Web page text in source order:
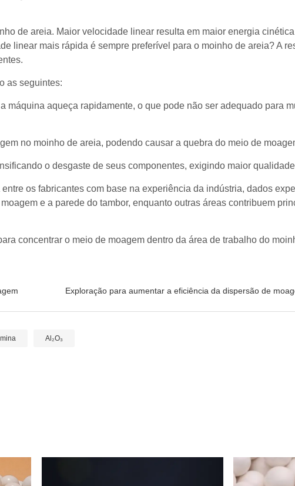
de areia. Maior velocidade linear resulta em maior energia
linear mais rápida é sempre preferível para o moinho de areia? A
as seguintes:
aqueça rapidamente, o que pode não ser adequado para
no moinho de areia, podendo causar a quebra do meio de
o desgaste de seus componentes, exigindo maior
os fabricantes com base na experiência da indústria, dados
e a parede do tambor, enquanto outras áreas contribuem
concentrar o meio de moagem dentro da área de trabalho do
Exploração para aumentar a eficiência da dispersão de
Al₂O₃